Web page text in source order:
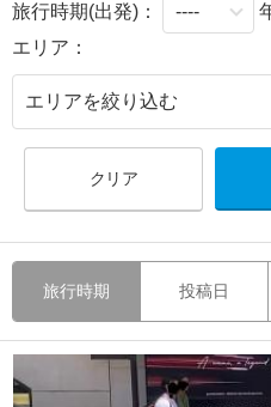
旅行時期(出発)：
エリア：
クリア
旅行時期 投稿日